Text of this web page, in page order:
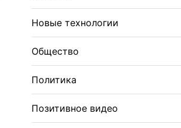
Новые технологии
Общество
Политика
Позитивное видео